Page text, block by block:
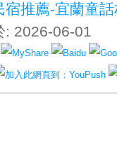
宿推薦-宜蘭童
2026-06-01